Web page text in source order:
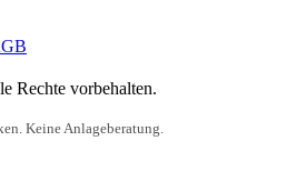
Rechte vorbehalten.
Keine Anlageberatung.